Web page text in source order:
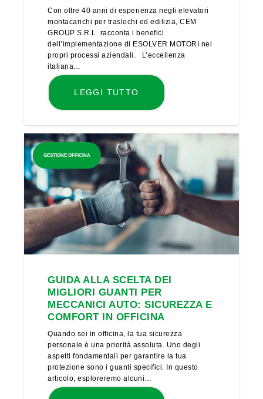
Con oltre 40 anni di esperienza negli elevatori
montacarichi per traslochi ed edilizia, CEM
GROUP S.R.L. racconta i benefici
dell’implementazione di ESOLVER MOTORI nei
propri processi aziendali. L’eccellenza
italiana…
LEGGI TUTTO
GESTIONE OFFICINA
GUIDA ALLA SCELTA DEI
MIGLIORI GUANTI PER
MECCANICI AUTO: SICUREZZA E
COMFORT IN OFFICINA
Quando sei in officina, la tua sicurezza
personale è una priorità assoluta. Uno degli
aspetti fondamentali per garantire la tua
protezione sono i guanti specifici. In questo
articolo, esploreremo alcuni…